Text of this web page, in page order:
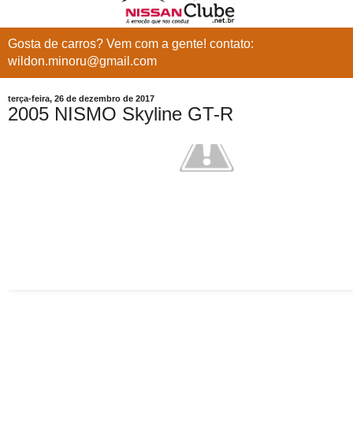
Gosta de carros? Vem com a gente! contato:
wildon.minoru@gmail.com
terça-feira, 26 de dezembro de 2017
2005 NISMO Skyline GT-R